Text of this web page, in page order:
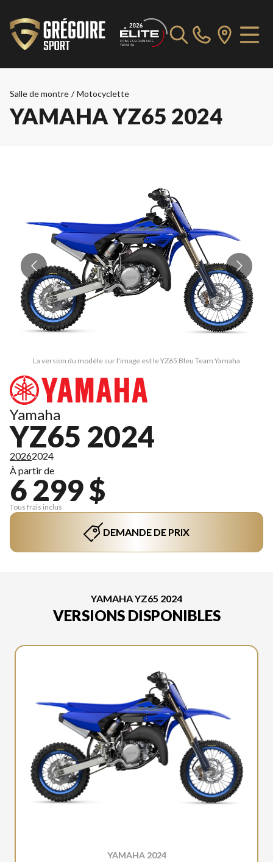
Salle de montre / Motocyclette
YAMAHA YZ65 2024
La version du modèle sur l'image est le YZ65 Bleu Team Yamaha
Yamaha
YZ65 2024
20262024
À partir de
6 299 $
Tous frais inclus
DEMANDE DE PRIX
YAMAHA YZ65 2024
VERSIONS DISPONIBLES
YAMAHA 2024